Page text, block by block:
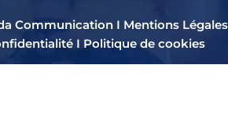
Communication I Mentions Légales
I Politique de cookies